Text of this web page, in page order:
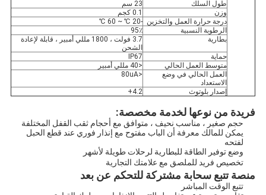
طول السلك
23 سم
وزن
0.1 كجم
درجة حرارة العمل والتخزين -20 ℃ ~ 60 ℃
الرطوبة النسبية
95٪
بطارية
3.7 فولت ، 1800 مللي أمبير ، قابلة لإعادة
الشحن
حماية
IP67
متوسط ​​العمل الحالي
<40 مللي أمبير
العمل الحالي في وضع
الاستعداد
<80uA
إصدار بلوتوث 4.2+
فريدة من نوعها لخدمة مخصصة:
حجم صغير ، مناسب نحيف ، متوافق مع أحجام ثقب القفل المختلفة
لفتحه
وضع توفير الطاقة للبطارية لرحلات طويلة لأشهر
تخصيص فريد للملصق مع علامتك التجارية
منصة تتبع سحابة مشتركة للتحكم عن بعد
تتبع الوقت المباشر